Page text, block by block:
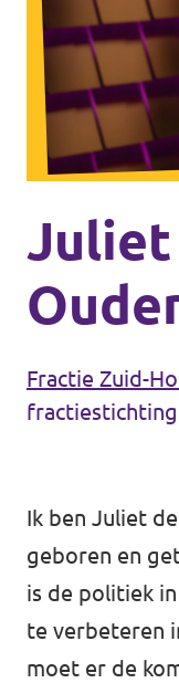
Delft
Den Haag
Leiden
Wassenaar
Bestuur Haag-
Bestuur
Agenda
Juliet
Fractie Zuid-
fractiestichting
Ik ben Juliet
geboren en
is de politiek
te verbeteren
moet er de